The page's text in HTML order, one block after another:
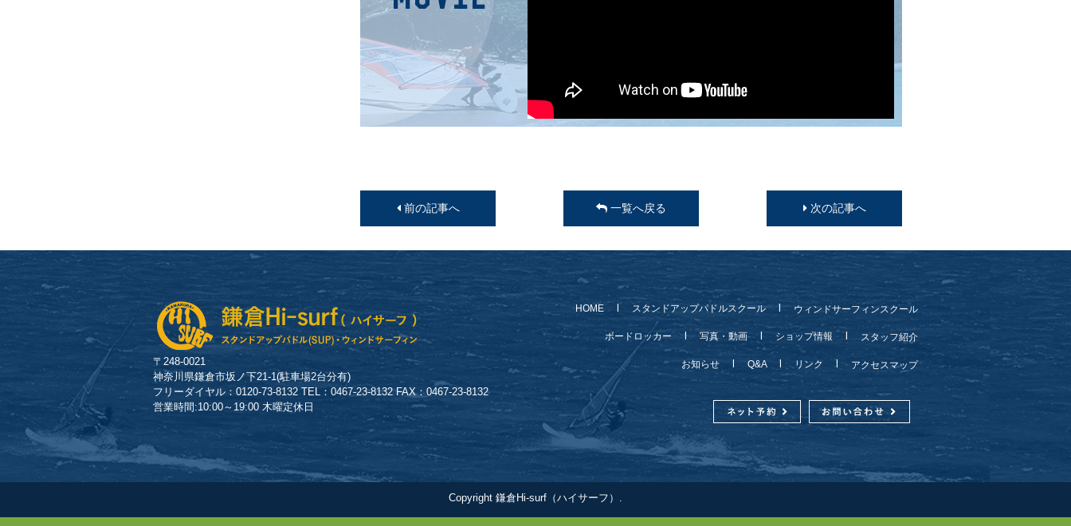
前の記事へ 一覧へ戻る 次の記事へ
〒248-0021
神奈川県鎌倉市坂ノ下21-1(駐車場2台分有)
フリーダイヤル：0120-73-8132 TEL：0467-23-8132 FAX：0467-23-8132
営業時間:10:00～19:00 木曜定休日
HOME スタンドアップパドルスクール ウィンドサーフィンスクール
ボードロッカー 写真・動画 ショップ情報 スタッフ紹介
お知らせ Q&A リンク アクセスマップ
Copyright 鎌倉Hi-surf（ハイサーフ）.